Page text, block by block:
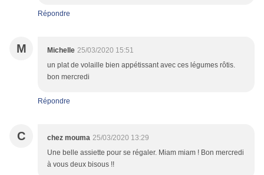
Répondre
M Michelle 25/03/2020 15:51
un plat de volaille bien appétissant avec ces légumes rôtis.
bon mercredi
Répondre
C chez mouma 25/03/2020 13:29
Une belle assiette pour se régaler. Miam miam ! Bon mercredi
à vous deux bisous !!